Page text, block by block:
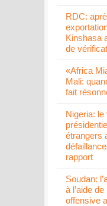
RDC:
Kinshasa
de
«Africa
Mali:
fait
Nigeria:
étrangers
rapport
Soudan:
à l’aide
offensive